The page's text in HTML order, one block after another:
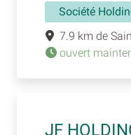
Société
7.9 km de
ouvert
JF